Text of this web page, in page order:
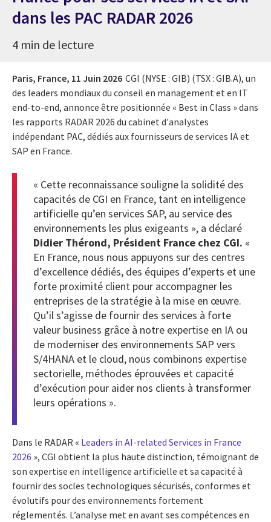
dans les PAC RADAR 2026
4 min de lecture
Paris, France, 11 Juin 2026 CGI (NYSE : GIB) (TSX : GIB.A), un
des leaders mondiaux du conseil en management et en IT
end-to-end, annonce être positionnée « Best in Class » dans
les rapports RADAR 2026 du cabinet d'analystes
indépendant PAC, dédiés aux fournisseurs de services IA et
SAP en France.
« Cette reconnaissance souligne la solidité des
capacités de CGI en France, tant en intelligence
artificielle qu’en services SAP, au service des
environnements les plus exigeants », a déclaré
Didier Thérond, Président France chez CGI. «
En France, nous nous appuyons sur des centres
d’excellence dédiés, des équipes d’experts et une
forte proximité client pour accompagner les
entreprises de la stratégie à la mise en œuvre.
Qu’il s’agisse de fournir des services à forte
valeur business grâce à notre expertise en IA ou
de moderniser des environnements SAP vers
S/4HANA et le cloud, nous combinons expertise
sectorielle, méthodes éprouvées et capacité
d’exécution pour aider nos clients à transformer
leurs opérations ».
Dans le RADAR « Leaders in AI-related Services in France
2026 », CGI obtient la plus haute distinction, témoignant de
son expertise en intelligence artificielle et sa capacité à
fournir des socles technologiques sécurisés, conformes et
évolutifs pour des environnements fortement
réglementés. L’analyse met en avant ses compétences en